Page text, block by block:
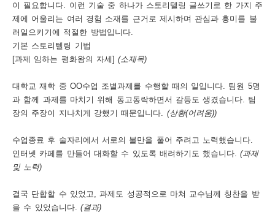
이 필요합니다. 이런 기술 중 하나가 스토리텔링 글쓰기로 한 가지 주
제에 어울리는 여러 경험 소재를 근거로 제시하며 관심과 흥미를 불
러일으키기에 적절한 방법입니다.
기본 스토리텔링 기법
[과제 임하는 평화왕의 자세](소제목)
대학교 재학 중 OO수업 조별과제를 수행할 때의 일입니다. 팀원 5명
과 함께 과제를 마치기 위해 동고동락하면서 갈등도 생겼습니다. 팀
장의 주장이 지나치게 강했기 때문입니다. (상황(어려움))
수업종료 후 술자리에서 서로의 불만을 풀어 주려고 노력했습니다.
인터넷 카페를 만들어 대화할 수 있도록 배려하기도 했습니다.(과제
및 노력)
결국 단합할 수 있었고, 과제도 성공적으로 마쳐 교수님께 칭찬을 받
을 수 있었습니다. (결과)